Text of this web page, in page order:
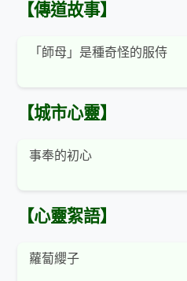
【傳道故事】
「師母」是種奇怪的服侍
【城市心靈】
事奉的初心
【心靈絮語】
蘿蔔纓子